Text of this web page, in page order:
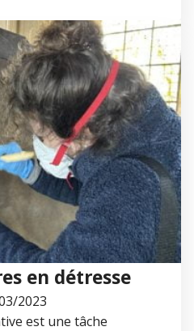
en détresse
2023
est une tâche